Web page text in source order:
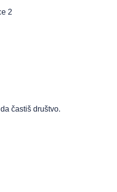
2
častiš društvo.